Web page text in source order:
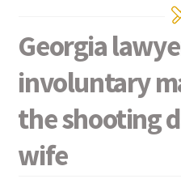
Georgia
involuntary
the shooting
wife